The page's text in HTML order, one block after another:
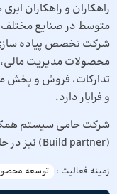
راهکاران و راهکاران
متوسط در صنایع
شرکت تخصص پیاده سازی
محصولات مدیریت مالی،
تدارکات، فروش‌ و پخش
و فرایار دارد.
شرکت حامی سیستم
(Build partner) نیز در حال فعالیت است.
زمینه فعالیت : توسعه